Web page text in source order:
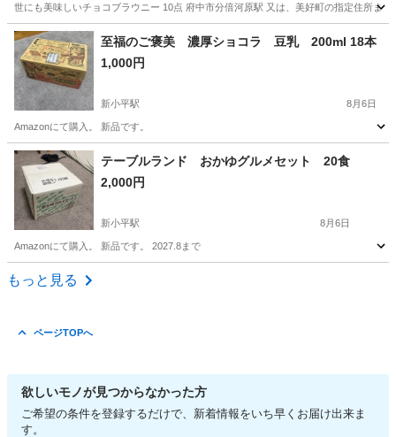
世にも美味しいチョコブラウニー 10点 府中市分倍河原駅 又は、美好町の指定住所ま
東京 府中市 分倍河原駅 食品
至福のご褒美 濃厚ショコラ 豆乳 200ml 18本
1,000円
新小平駅 8月6日
Amazonにて購入。 新品です。
東京 小平市 新小平駅 食品 Amazon
テーブルランド おかゆグルメセット 20食
2,000円
新小平駅 8月6日
Amazonにて購入。 新品です。 2027.8まで
東京 小平市
もっと見る
ページTOPへ
欲しいモノが見つからなかった方
ご希望の条件を登録するだけで、新着情報をいち早くお届け出来ま
す。